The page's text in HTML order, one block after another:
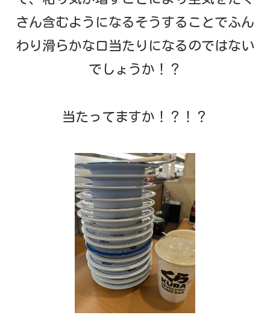
さん含むようになるそうすることでふん
わり滑らかな口当たりになるのではない
でしょうか！？
当たってますか！？！？